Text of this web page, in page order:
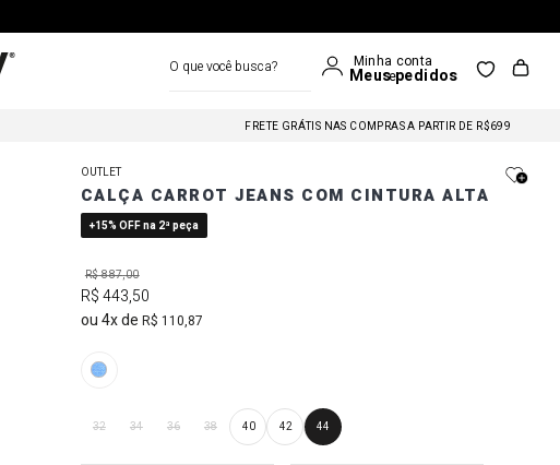
FRETE GRÁTIS NAS COMPRAS A PARTIR DE R$699
FRETE GRÁTIS NAS COMPRAS A PARTIR DE R$699
OUTLET
CALÇA CARROT JEANS COM CINTURA ALTA
+15% OFF na 2ª peça
R$887,00
R$443,50
4
R$ 110,87
32 34 36 38 40 42 44